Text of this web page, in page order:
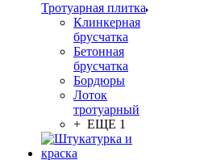
Тротуарная плитка
Клинкерная
брусчатка
Бетонная
брусчатка
Бордюры
Лоток
тротуарный
+ ЕЩЕ 1